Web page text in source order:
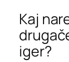
Kaj
iger?